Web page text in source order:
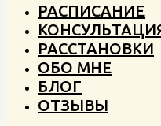
РАСПИСАНИЕ
РАССТАНОВКИ
ОБО МНЕ
БЛОГ
ОТЗЫВЫ